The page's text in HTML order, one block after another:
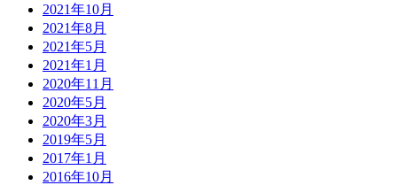
2021年10月
2021年8月
2021年5月
2021年1月
2020年11月
2020年5月
2020年3月
2019年5月
2017年1月
2016年10月